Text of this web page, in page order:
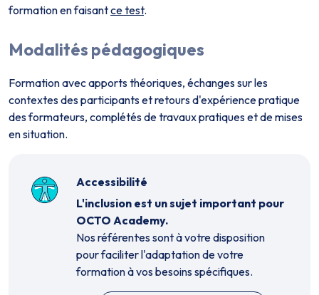
formation en faisantce test.
Modalités pédagogiques
Formation avec apports théoriques, échanges sur les
contextes des participants et retours d'expérience pratique
des formateurs, complétés de travaux pratiques et de mises
en situation.
Accessibilité
L'inclusion est un sujet important pour
OCTO Academy.
Nos référent·es sont à votre disposition
pour faciliter l'adaptation de votre
formation à vos besoins spécifiques.